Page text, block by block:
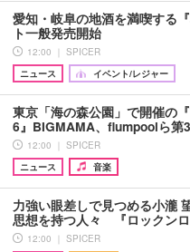
愛知・岐阜の地酒を満喫する
ト一般発売開始
12:00 ｜ SPICER
ニュース
イベント/レジャー
東京「海の森公園」で開催の
6』BIGMAMA、flumpoolら
12:00 ｜ SPICER
ニュース
音楽
力強い眼差しで見つめる小瀧
思想を持つ人々 『ロックン
12:00 ｜ SPICER